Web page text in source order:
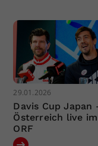
29.01.2026
Davis Cup Japan
Österreich live im
ORF